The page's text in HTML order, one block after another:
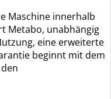
Maschine innerhalb
Metabo, unabhängig
eine erweiterte
beginnt mit dem